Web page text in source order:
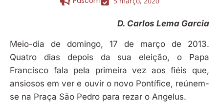
D. Carlos Lema Garcia
Meio-dia de domingo, 17 de março de 2013.
Quatro dias depois da sua eleição, o Papa
Francisco fala pela primeira vez aos fiéis que,
ansiosos em ver e ouvir o novo Pontífice, reúnem-
se na Praça São Pedro para rezar o Angelus.